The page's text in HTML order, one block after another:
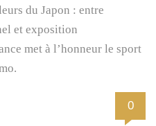
du Japon : entre
et exposition
met à l’honneur le sport
0